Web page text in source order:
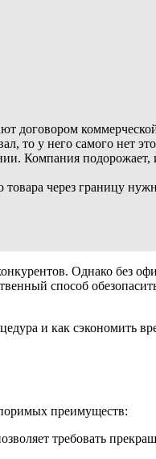
договором
то у него самого нет
Компания
через границу
Однако без
способ
и как сэкономить
преимуществ:
требовать